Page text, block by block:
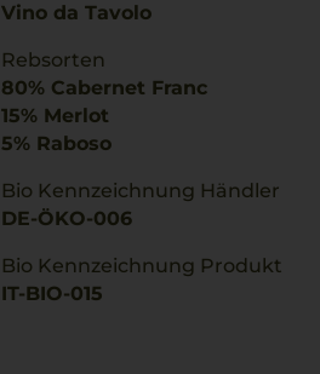
Vino da Tavolo
Rebsorten
80% Cabernet Franc
15% Merlot
5% Raboso
Bio Kennzeichnung Händler
DE-ÖKO-006
Bio Kennzeichnung Produkt
IT-BIO-015